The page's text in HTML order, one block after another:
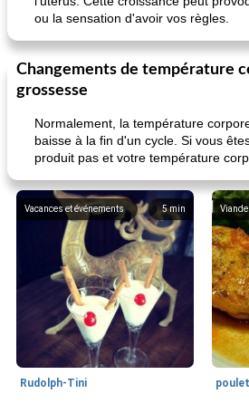
ou la sensation d'avoir vos règles.
Changements de température
grossesse
Normalement, la température
baisse à la fin d'un cycle. Si vous
produit pas et votre température
5min
Vacances et événements
Rudolph-Tini